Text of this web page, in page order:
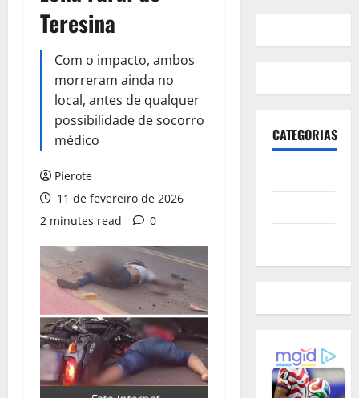
Teresina
Com o impacto, ambos
morreram ainda no
local, antes de qualquer
possibilidade de socorro
médico
Pierote
11 de fevereiro de 2026
2 minutes read
0
CATEGORIAS